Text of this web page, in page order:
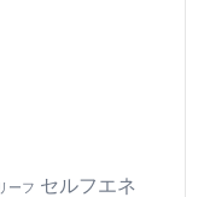
ーフ セルフエネ